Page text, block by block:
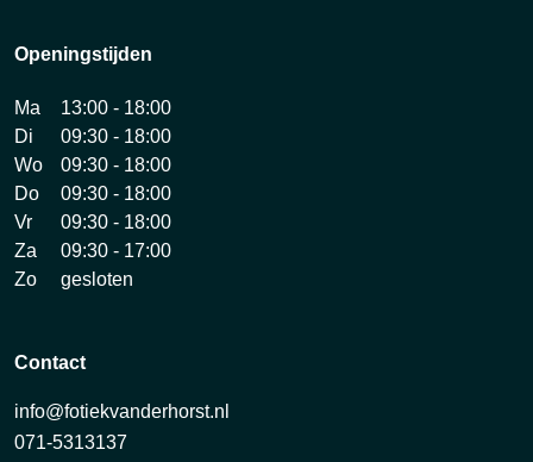
Openingstijden
Ma
13:00 - 18:00
Di
09:30 - 18:00
Wo
09:30 - 18:00
Do
09:30 - 18:00
Vr
09:30 - 18:00
Za
09:30 - 17:00
Zo
gesloten
Contact
info@fotiekvanderhorst.nl
071-5313137